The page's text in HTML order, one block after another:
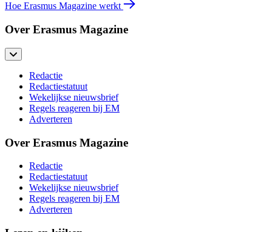
Hoe Erasmus Magazine werkt
Over Erasmus Magazine
Redactie
Redactiestatuut
Wekelijkse nieuwsbrief
Regels reageren bij EM
Adverteren
Over Erasmus Magazine
Redactie
Redactiestatuut
Wekelijkse nieuwsbrief
Regels reageren bij EM
Adverteren